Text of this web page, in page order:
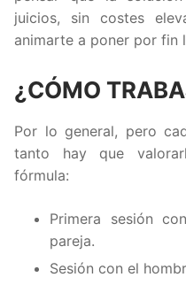
juicios, sin costes
animarte a poner por fin
¿CÓMO
Por lo general, pero
tanto hay que
fórmula:
Primera sesión
pareja.
Sesión con el